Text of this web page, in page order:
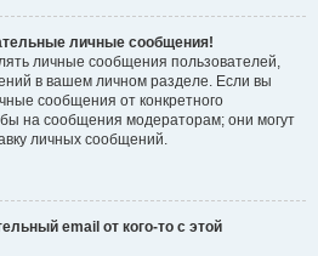
личные сообщения!
личные сообщения пользователей,
в вашем личном разделе. Если вы
сообщения от конкретного
на сообщения модераторам; они могут
личных сообщений.
email от кого-то с этой